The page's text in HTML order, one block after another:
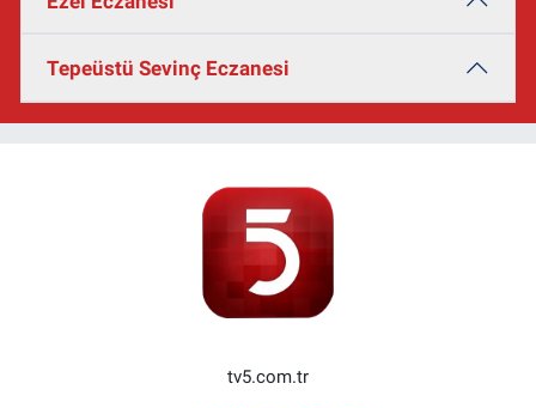
Tepeüstü Sevinç Eczanesi
tv5.com.tr